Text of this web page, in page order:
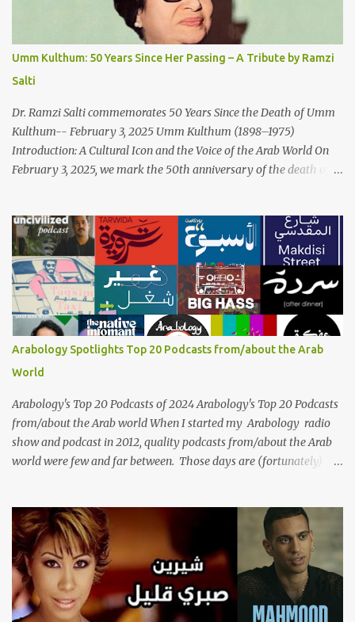
and succinct lyrics match the track's powerful physicality. A Fusion
of Arabic Musical Traditions: 'Fish Masari' is deeply rooted in
Arabic musical traditions, incorporating Middle Eastern
instrumentation, percussive rhythms inspired by traditional
Palestinian wedding songs, and clever samples. The track...
Umm Kulthum: 50 Years Since Her Passing – A Tribute by Ramzi
Salti
Dr. Ramzi Salti commemorates 50 Years Since the Death of Umm
Kulthum-- February 3, 2025 Umm Kulthum (1898–1975)
Introduction: A Cultural Icon and the Voice of the Arab World On
February 3, 2025, we mark the 50th anniversary of the death of
her voice has resonated through time, her music transcending
generations, borders, and cultures. Known for her unparalleled
vocal ability, emotive performances, and captivating stage
presence, Umm Kulthum remains a symbol of artistic excellence
and cultural pride. Rare color footage of Umm Kulthum by
Director Youssef Chahine Umm Kulthum's impact extends far
beyond her music. She was a pioneering force in both the cultural
and political landscapes of the Arab world, her songs representing
themes of love, longing, heartbreak, and social change. Today, as
we reflect on her life and legacy, we remember a woman whose
contrib...
Arabology Spotlights Top 20 Podcasts from/about the Arab
World
Arabology's Top 20 Podcasts of 2024 Arabology's Top 20 Podcasts
from/about the Arab world When I started my Arabology radio
show and podcast in 2012, quality podcasts from/about the Arab
world were few and far between. Those days are (fortunately)
from the region. Below are Arabology's Top 20 podcasts for
2024. Most are available on such music platforms as Apple
Podcasts and Spotify but newer ones are increasingly being hosted
on YouTube which gives these shows a nice visual component.
Most importantly, Arabology 's Top 20 Podcasts of 2024 are all
hosted by Arab creators around the world or, in some cases, by